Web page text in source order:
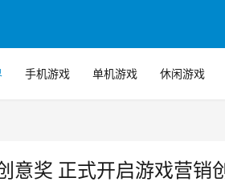
手机游戏 单机游戏 休闲游戏
意奖 正式开启游戏营销